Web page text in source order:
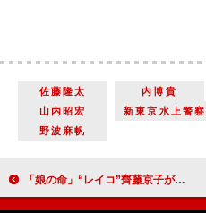
佐藤隆太 内博貴
山内昭宏
新東京水上警察
野波麻帆
「娘の命」“レイコ”齊藤京子がラスボス“沙織”新川優愛に宣戦布告 「ヘビーな展開で驚いた」「ボスママはさすがに手強い」